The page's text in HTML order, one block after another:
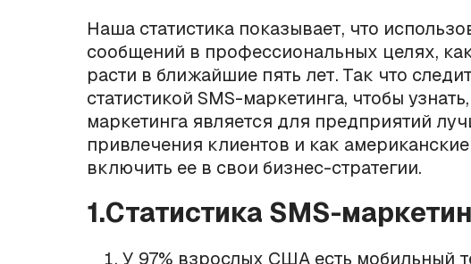
Наша статистика показывает, что
сообщений в профессиональных целях,
расти в ближайшие пять лет. Так что
статистикой SMS-маркетинга, чтобы
маркетинга является для предприятий
привлечения клиентов и как
включить ее в свои бизнес-стратегии.
1.Статистика SMS-
У 97% взрослых США есть мобильный